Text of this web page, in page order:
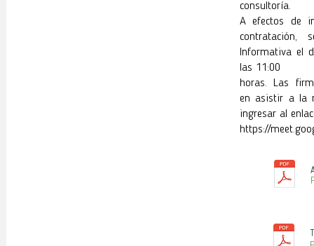
consultoría.
A efectos de
contratación,
Informativa el
las 11:00
horas. Las
en asistir a la
ingresar al
https://